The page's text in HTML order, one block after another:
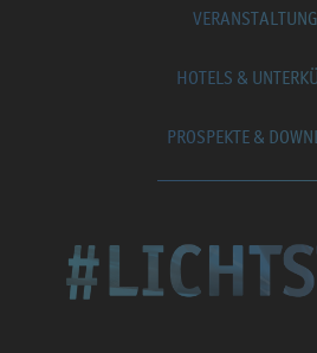
HOTELS &
PROSPEKTE &